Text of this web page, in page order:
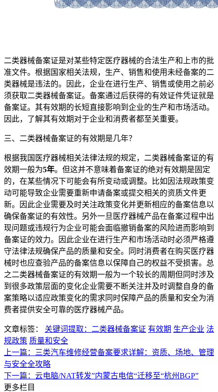
二类器械备案证是对某些特定医疗器械的合法生产和上市的批
准文件。根据国家相关法规，生产、销售和使用未经备案的二
类器械是违法的。因此，企业在进行生产、销售或使用之前必
须获取二类器械备案证。备案通过后获得的有效证件凭证就是
备案证。其有效期的长短直接影响到企业的生产和市场活动。
因此，了解其有效期对于企业和消费者都至关重要。
三、二类器械备案证的有效期是几年？
根据我国医疗器械相关法律法规的规定，二类器械备案证的有
效期一般为5年。但这并不意味着备案证的绝对有效期是固定
的，在某些情况下可能会有所变动或调整。比如因法规政策变
动可能导致企业需要重新申请备案或提交相关的资质文件更
新。因此企业需要及时关注政策变化并更新相应的备案信息以
确保备案证的有效性。另外一旦医疗器械产品在备案过程中出
现问题或违规行为企业可能会面临撤销备案的风险进而影响到
备案证的效力。因此企业在进行生产和市场活动时必须严格遵
守法律法规确保产品的质量和安全。同时消费者在购买医疗器
械时也应查验产品的备案信息以保障自己的权益不受损害。总
之二类器械备案证的有效期一般为一个较长的周期但同时涉及
到很多政策层面的变化企业需要不断关注并及时调整自身的备
案策略以适应政策变化的需求同时保障产品的质量和安全为消
费者提供安全可靠的医疗器械产品。
文章标签： 关键词提取：二类器械备案证 有效期 生产企业 法
规政策 质量和安全
上一篇：三类汽车维修经营备案要求详解：资质、场地、管理
与安全全攻略
下一篇：云电脑/NAT转发”内蒙古电信“迁移至“杭州BGP”
更多栏目